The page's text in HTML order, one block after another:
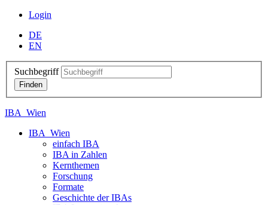
Login
DE
EN
Suchbegriff
IBA_Wien
IBA_Wien
einfach IBA
IBA in Zahlen
Kernthemen
Forschung
Formate
Geschichte der IBAs